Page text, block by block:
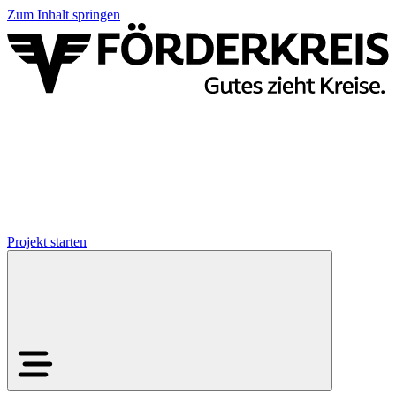
Zum Inhalt springen
Projekt starten